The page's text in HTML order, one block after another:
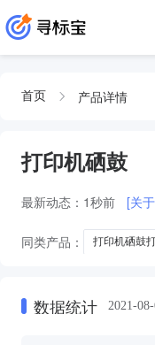
首页 产品详情
打印机硒鼓
最新动态： 1秒前 [关
同类产品： 打印机硒鼓
数据统计 2021-